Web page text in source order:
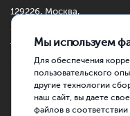
129226, Москва,
+7 (499) 181-42-30
fond@mgpu.ru
Мы используем
Для обеспечения
пользовательского
другие технологии
наш сайт, вы даете
файлов в соответствии